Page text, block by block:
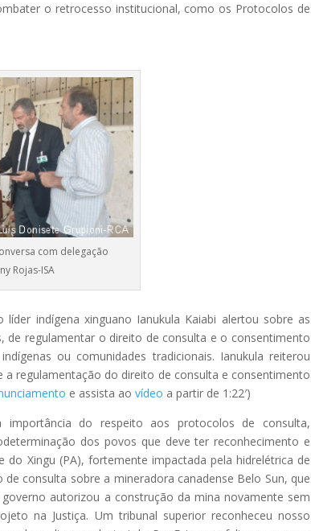
o retrocesso institucional, como os Protocolos de
com delegação
Rojas-ISA
indígena xinguano Ianukula Kaiabi alertou sobre as
de regulamentar o direito de consulta e o consentimento
ou comunidades tradicionais. Ianukula reiterou
regulamentação do direito de consulta e consentimento
e assista aovídeo a partir de 1:22′)
do respeito aos protocolos de consulta,
dos povos que deve ter reconhecimento e
do Xingu (PA), fortemente impactada pela hidrelétrica de
consulta sobre a mineradora canadense Belo Sun, que
autorizou a construção da mina novamente sem
na Justiça. Um tribunal superior reconheceu nosso